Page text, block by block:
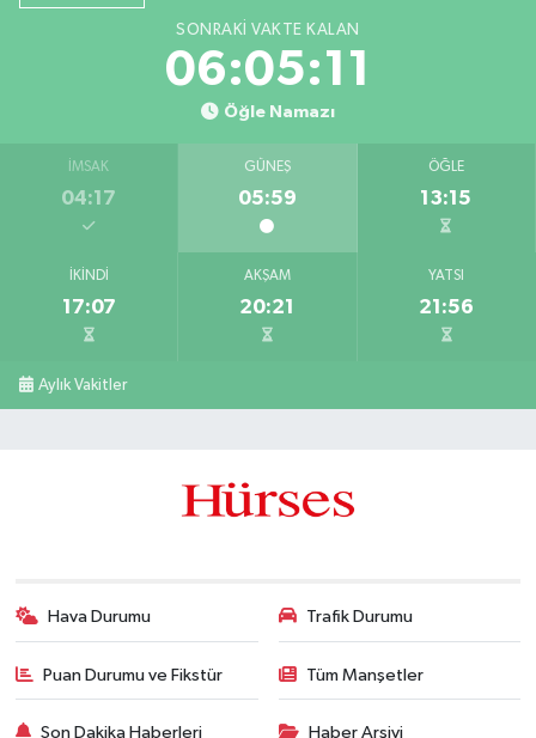
SONRAKI VAKTE KALAN
06:05:11
Öğle Namazı
İMSAK
04:17
GÜNEŞ
05:59
ÖĞLE
13:15
İKINDI
17:07
AKŞAM
20:21
YATSI
21:56
Aylık Vakitler
Hava Durumu Trafik Durumu
Puan Durumu ve Fikstür Tüm Manşetler
Son Dakika Haberleri Haber Arşivi